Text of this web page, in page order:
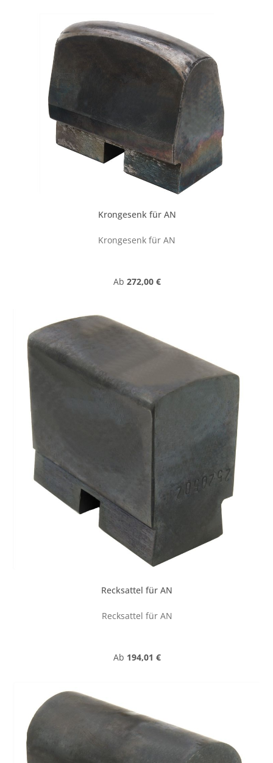
Krongesenk für AN
Krongesenk für AN
Regulärer Preis:
Ab 272,00 €
Recksattel für AN
Recksattel für AN
Regulärer Preis:
Ab 194,01 €